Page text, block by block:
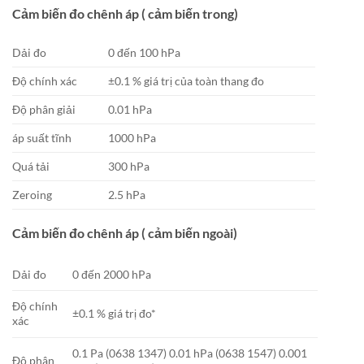
Cảm biến đo chênh áp ( cảm biến trong)
Dải đo 0 đến 100 hPa
Độ chính xác ±0.1 % giá trị của toàn thang đo
Độ phân giải 0.01 hPa
áp suất tĩnh 1000 hPa
Quá tải 300 hPa
Zeroing 2.5 hPa
Cảm biến đo chênh áp ( cảm biến ngoài)
Dải đo 0 đến 2000 hPa
Độ chính
xác
±0.1 % giá trị đo*
Độ phân
0.1 Pa (0638 1347) 0.01 hPa (0638 1547) 0.001